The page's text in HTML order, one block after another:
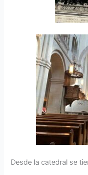
Desde la catedral se